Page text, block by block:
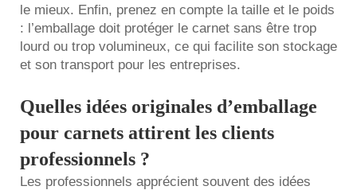
le mieux. Enfin, prenez en compte la taille et le poids
: l’emballage doit protéger le carnet sans être trop
lourd ou trop volumineux, ce qui facilite son stockage
et son transport pour les entreprises.
Quelles idées originales d’emballage
pour carnets attirent les clients
professionnels ?
Les professionnels apprécient souvent des idées